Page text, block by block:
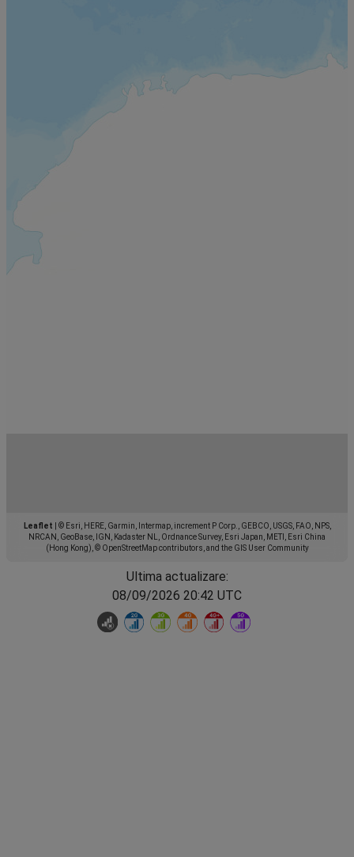
Leaflet
© Esri, HERE, Garmin, Intermap, increment P Corp., GEBCO, USGS, FAO, NPS,
NRCAN, GeoBase, IGN, Kadaster NL, Ordnance Survey, Esri Japan, METI, Esri China
(Hong Kong), © OpenStreetMap contributors, and the GIS User Community
Ultima actualizare:
08/09/2026 20:42 UTC